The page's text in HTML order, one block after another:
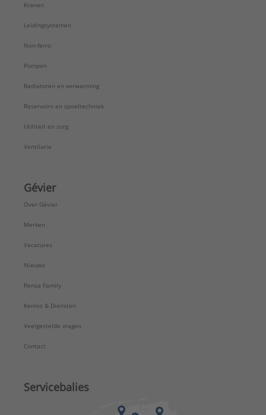
Kranen
Leidingsystemen
Non-ferro
Pompen
Radiatoren en verwarming
Reservoirs en spoeltechniek
Utiliteit en zorg
Ventilatie
Gévier
Over Gévier
Merken
Vacatures
Nieuws
Rensa Family
Kennis & Diensten
Veelgestelde vragen
Contact
Servicebalies